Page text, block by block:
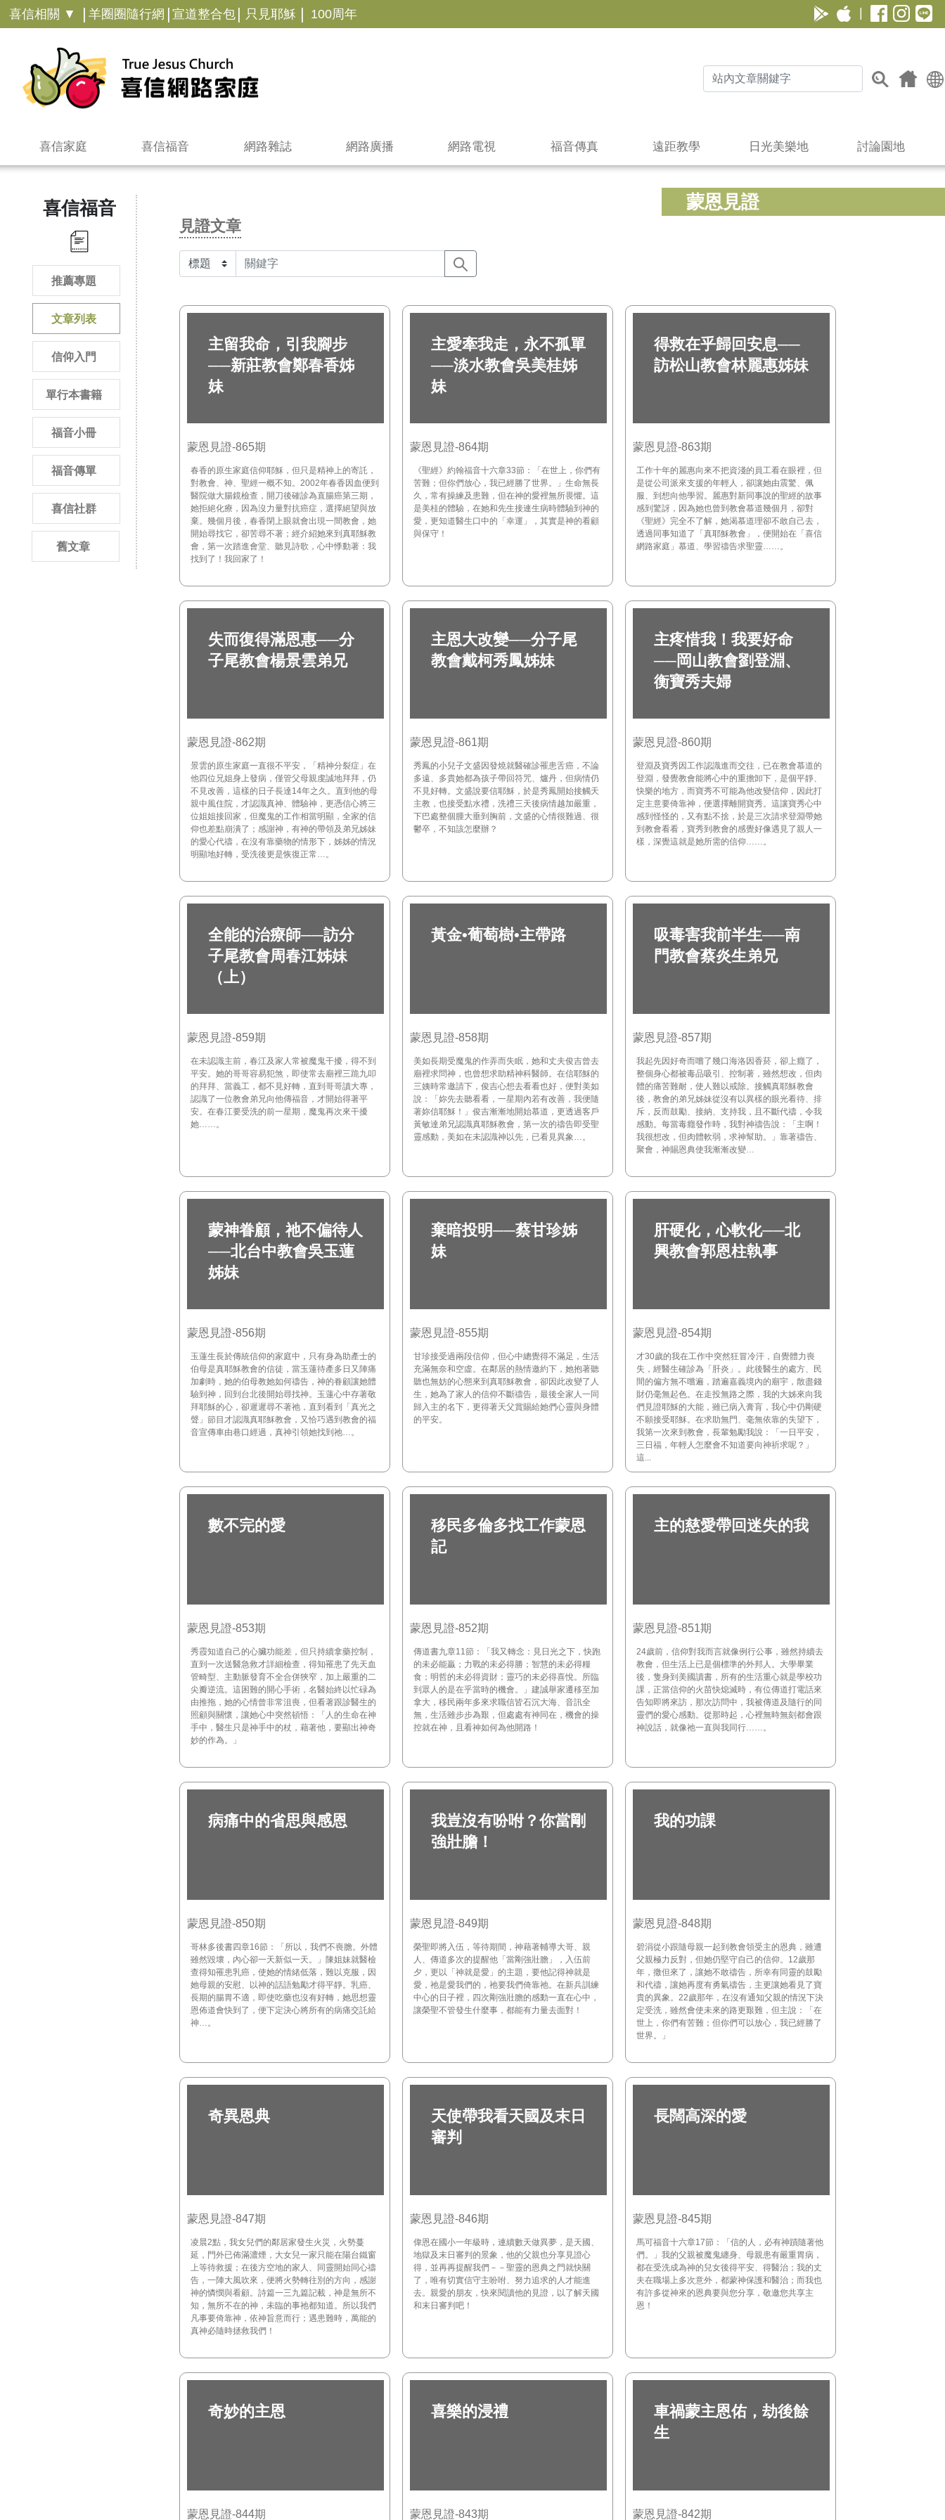
喜信相關 ▼ | 羊圈圈隨行網 | 宣道整合包 | 只見耶穌 | 100周年
喜信家庭 喜信福音 網路雜誌 網路廣播 網路電視 福音傳真 遠距教學 日光美樂地 討論園地
蒙恩見證
喜信福音
推薦專題
文章列表
信仰入門
單行本書籍
福音小冊
福音傳單
喜信社群
舊文章
見證文章
主留我命，引我腳步
──新莊教會鄭春香姊
妹
蒙恩見證-865期
春香的原生家庭信仰耶穌，但只是精神上的寄託，
對教會、神、聖經一概不知。2002年春香因血便到
醫院做大腸鏡檢查，開刀後確診為直腸癌第三期，
她拒絕化療，因為沒力量對抗癌症，選擇絕望與放
棄。幾個月後，春香閉上眼就會出現一間教會，她
開始尋找它，卻苦尋不著；經介紹她來到真耶穌教
會，第一次踏進會堂、聽見詩歌，心中悸動著：我
找到了！我回家了！
主愛牽我走，永不孤單
──淡水教會吳美桂姊
妹
蒙恩見證-864期
《聖經》約翰福音十六章33節：「在世上，你們有
苦難；但你們放心，我已經勝了世界。」生命無長
久，常有操練及患難，但在神的愛裡無所畏懼。這
是美桂的體驗，在她和先生接連生病時體驗到神的
愛，更知道醫生口中的「幸運」，其實是神的看顧
與保守！
得救在乎歸回安息──
訪松山教會林麗惠姊妹
蒙恩見證-863期
工作十年的麗惠向來不把資淺的員工看在眼裡，但
是從公司派來支援的年輕人，卻讓她由震驚、佩
服、到想向他學習。麗惠對新同事說的聖經的故事
感到驚訝，因為她也曾到教會慕道幾個月，卻對
《聖經》完全不了解，她渴慕道理卻不敢自己去，
透過同事知道了「真耶穌教會」，便開始在「喜信
網路家庭」慕道、學習禱告求聖靈……。
失而復得滿恩惠──分
子尾教會楊景雲弟兄
蒙恩見證-862期
景雲的原生家庭一直很不平安，「精神分裂症」在
他四位兄姐身上發病，僅管父母親虔誠地拜拜，仍
不見改善，這樣的日子長達14年之久。直到他的母
親中風住院，才認識真神、體驗神，更憑信心將三
位姐姐接回家，但魔鬼的工作相當明顯，全家的信
仰也差點崩潰了；感謝神，有神的帶領及弟兄姊妹
的愛心代禱，在沒有靠藥物的情形下，姊姊的情況
明顯地好轉，受洗後更是恢復正常…。
主恩大改變──分子尾
教會戴柯秀鳳姊妹
蒙恩見證-861期
秀鳳的小兒子文盛因發燒就醫確診罹患舌癌，不論
多遠、多貴她都為孩子帶回符咒、爐丹，但病情仍
不見好轉。文盛說要信耶穌，於是秀鳳開始接觸天
主教，也接受點水禮，洗禮三天後病情越加嚴重，
下巴處整個腫大垂到胸前，文盛的心情很難過、很
鬱卒，不知該怎麼辦？
主疼惜我！我要好命
──岡山教會劉登淵、
衡寶秀夫婦
蒙恩見證-860期
登淵及寶秀因工作認識進而交往，已在教會慕道的
登淵，發覺教會能將心中的重擔卸下，是個平靜、
快樂的地方，而寶秀不可能為他改變信仰，因此打
定主意要倚靠神，便選擇離開寶秀。這讓寶秀心中
感到怪怪的，又有點不捨，於是三次請求登淵帶她
到教會看看，寶秀到教會的感覺好像遇見了親人一
樣，深覺這就是她所需的信仰……。
全能的治療師──訪分
子尾教會周春江姊妹
（上）
蒙恩見證-859期
在未認識主前，春江及家人常被魔鬼干擾，得不到
平安。她的哥哥容易犯煞，即使常去廟裡三跪九叩
的拜拜、當義工，都不見好轉，直到哥哥讀大專，
認識了一位教會弟兄向他傳福音，才開始得著平
安。在春江要受洗的前一星期，魔鬼再次來干擾
她……。
黃金•葡萄樹•主帶路
蒙恩見證-858期
美如長期受魔鬼的作弄而失眠，她和丈夫俊吉曾去
廟裡求問神，也曾想求助精神科醫師。在信耶穌的
三姨時常邀請下，俊吉心想去看看也好，便對美如
說：「妳先去聽看看，一星期內若有改善，我便隨
著妳信耶穌！」俊吉漸漸地開始慕道，更透過客戶
黃敏達弟兄認識真耶穌教會，第一次的禱告即受聖
靈感動，美如在未認識神以先，已看見異象…。
吸毒害我前半生──南
門教會蔡炎生弟兄
蒙恩見證-857期
我起先因好奇而嚐了幾口海洛因香菸，卻上癮了，
整個身心都被毒品吸引、控制著，雖然想改，但肉
體的痛苦難耐，使人難以戒除。接觸真耶穌教會
後，教會的弟兄姊妹從沒有以異樣的眼光看待、排
斥，反而鼓勵、接納、支持我，且不斷代禱，令我
感動。每當毒癮發作時，我對神禱告說：「主啊！
我很想改，但肉體軟弱，求神幫助。」靠著禱告、
聚會，神賜恩典使我漸漸改變…
蒙神眷顧，祂不偏待人
──北台中教會吳玉蓮
姊妹
蒙恩見證-856期
玉蓮生長於傳統信仰的家庭中，只有身為助產士的
伯母是真耶穌教會的信徒，當玉蓮待產多日又陣痛
加劇時，她的伯母教她如何禱告，神的眷顧讓她體
驗到神，回到台北後開始尋找神。玉蓮心中存著敬
拜耶穌的心，卻遲遲尋不著祂，直到看到「真光之
聲」節目才認識真耶穌教會，又恰巧遇到教會的福
音宣傳車由巷口經過，真神引領她找到祂…。
棄暗投明──蔡甘珍姊
妹
蒙恩見證-855期
甘珍接受過兩段信仰，但心中總覺得不滿足，生活
充滿無奈和空虛。在鄰居的熱情邀約下，她抱著聽
聽也無妨的心態來到真耶穌教會，卻因此改變了人
生，她為了家人的信仰不斷禱告，最後全家人一同
歸入主的名下，更得著天父賞賜給她們心靈與身體
的平安。
肝硬化，心軟化──北
興教會郭恩柱執事
蒙恩見證-854期
才30歲的我在工作中突然狂冒冷汗，自覺體力喪
失，經醫生確診為「肝炎」。此後醫生的處方、民
間的偏方無不嚐遍，踏遍嘉義境內的廟宇，散盡錢
財仍毫無起色。在走投無路之際，我的大姊來向我
們見證耶穌的大能，雖已病入膏肓，我心中仍剛硬
不願接受耶穌。在求助無門、毫無依靠的失望下，
我第一次來到教會，長輩勉勵我說：「一日平安，
三日福，年輕人怎麼會不知道要向神祈求呢？」
這...
數不完的愛
蒙恩見證-853期
秀霞知道自己的心臟功能差，但只持續拿藥控制，
直到一次送醫急救才詳細檢查，得知罹患了先天血
管畸型、主動脈發育不全合併狹窄，加上嚴重的二
尖瓣逆流。這困難的開心手術，名醫始終以忙碌為
由推拖，她的心情曾非常沮喪，但看著跟診醫生的
照顧與關懷，讓她心中突然頓悟：「人的生命在神
手中，醫生只是神手中的杖，藉著他，要顯出神奇
妙的作為。」
移民多倫多找工作蒙恩
記
蒙恩見證-852期
傳道書九章11節：「我又轉念：見日光之下，快跑
的未必能贏；力戰的未必得勝；智慧的未必得糧
食；明哲的未必得資財；靈巧的未必得喜悅。所臨
到眾人的是在乎當時的機會。」建誠舉家遷移至加
拿大，移民兩年多來求職信皆石沉大海、音訊全
無，生活雖步步為艱，但處處有神同在，機會的操
控就在神，且看神如何為他開路！
主的慈愛帶回迷失的我
蒙恩見證-851期
24歲前，信仰對我而言就像例行公事，雖然持續去
教會，但生活上已是個標準的外邦人。大學畢業
後，隻身到美國讀書，所有的生活重心就是學校功
課，正當信仰的火苗快熄滅時，有位傳道打電話來
告知即將來訪，那次訪問中，我被傳道及隨行的同
靈們的愛心感動。從那時起，心裡無時無刻都會跟
神說話，就像祂一直與我同行……。
病痛中的省思與感恩
蒙恩見證-850期
哥林多後書四章16節：「所以，我們不喪膽。外體
雖然毀壞，內心卻一天新似一天。」陳姐妹就醫檢
查得知罹患乳癌，使她的情緒低落，難以克服，因
她母親的安慰、以神的話語勉勵才得平靜。乳癌、
長期的腸胃不適，即使吃藥也沒有好轉，她思想靈
恩佈道會快到了，便下定決心將所有的病痛交託給
神…。
我豈沒有吩咐？你當剛
強壯膽！
蒙恩見證-849期
榮聖即將入伍，等待期間，神藉著輔導大哥、親
人、傳道多次的提醒他「當剛強壯膽」，入伍前
夕，更以「神就是愛」的主題，要他記得神就是
愛，祂是愛我們的，祂要我們倚靠祂。在新兵訓練
中心的日子裡，四次剛強壯膽的感動一直在心中，
讓榮聖不管發生什麼事，都能有力量去面對！
我的功課
蒙恩見證-848期
碧涓從小跟隨母親一起到教會領受主的恩典，雖遭
父親極力反對，但她仍堅守自己的信仰。12歲那
年，撒但來了，讓她不敢禱告，所幸有同靈的鼓勵
和代禱，讓她再度有勇氣禱告，主更讓她看見了寶
貴的異象。22歲那年，在沒有通知父親的情況下決
定受洗，雖然會使未來的路更艱難，但主說：「在
世上，你們有苦難；但你們可以放心，我已經勝了
世界。」
奇異恩典
蒙恩見證-847期
凌晨2點，我女兒們的鄰居家發生火災，火勢蔓
延，門外已佈滿濃煙，大女兒一家只能在陽台鐵窗
上等待救援；在後方空地的家人、同靈開始同心禱
告，一陣大風吹來，便將火勢轉往別的方向，感謝
神的憐憫與看顧。詩篇一三九篇記載，神是無所不
知，無所不在的神，未臨的事祂都知道。所以我們
凡事要倚靠神，依神旨意而行；遇患難時，萬能的
真神必隨時拯救我們！
天使帶我看天國及末日
審判
蒙恩見證-846期
偉恩在國小一年級時，連續數天做異夢，是天國、
地獄及末日審判的景象，他的父親也分享見證心
得，並再再提醒我們－－聖靈的恩典之門就快關
了，唯有切實信守主吩咐、努力追求的人才能進
去。親愛的朋友，快來閱讀他的見證，以了解天國
和末日審判吧！
長闊高深的愛
蒙恩見證-845期
馬可福音十六章17節：「信的人，必有神蹟隨著他
們。」我的父親被魔鬼纏身、母親患有嚴重胃病，
都在受洗成為神的兒女後得平安、得醫治；我的丈
夫在職場上多次意外，都蒙神保護和醫治；而我也
有許多從神來的恩典要與您分享，敬邀您共享主
恩！
奇妙的主恩
蒙恩見證-844期
喜樂的浸禮
蒙恩見證-843期
車禍蒙主恩佑，劫後餘
生
蒙恩見證-842期